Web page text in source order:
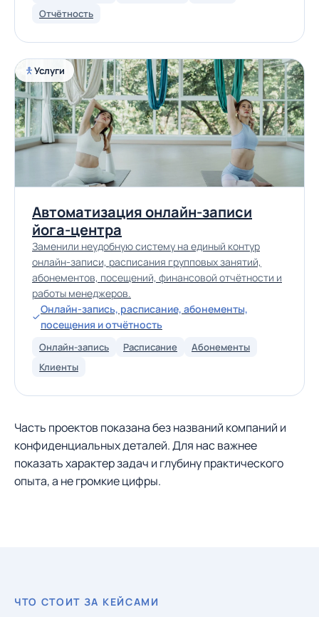
Отчётность
Услуги
Автоматизация онлайн-записи
йога-центра
Заменили неудобную систему на единый контур
онлайн-записи, расписания групповых занятий,
абонементов, посещений, финансовой отчётности и
работы менеджеров.
Онлайн-запись, расписание, абонементы,
посещения и отчётность
Онлайн-запись Расписание
Абонементы
Клиенты
Часть проектов показана без названий компаний и
конфиденциальных деталей. Для нас важнее
показать характер задач и глубину практического
опыта, а не громкие цифры.
ЧТО СТОИТ ЗА КЕЙСАМИ